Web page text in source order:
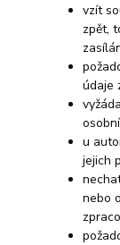
vzít
zpět,
údaje
u
jejich
nebo